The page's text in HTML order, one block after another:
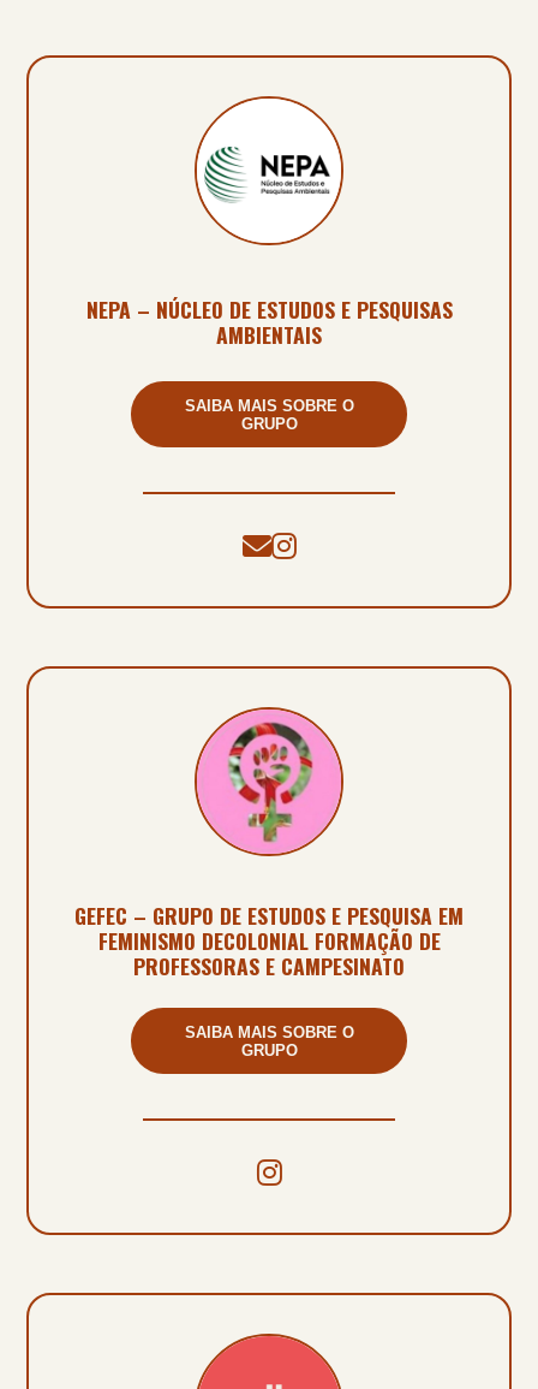
NEPA – NÚCLEO DE ESTUDOS E PESQUISAS
AMBIENTAIS
SAIBA MAIS SOBRE O
GRUPO
GEFEC – GRUPO DE ESTUDOS E PESQUISA EM
FEMINISMO DECOLONIAL FORMAÇÃO DE
PROFESSORAS E CAMPESINATO
SAIBA MAIS SOBRE O
GRUPO